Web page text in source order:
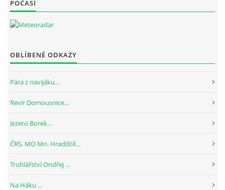
POČASÍ
OBLÍBENÉ ODKAZY
Pára z navijáku...
Revír Domousnice...
Jezero Borek...
ČRS, MO Mn. Hradiště...
Truhlářství Ondřej ...
Na Háku ...